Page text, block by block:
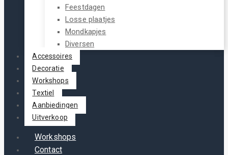
Feestdagen
Losse plaatjes
Mondkapjes
Diversen
Accessoires
Decoratie
Workshops
Textiel
Aanbiedingen
Uitverkoop
Workshops
Contact